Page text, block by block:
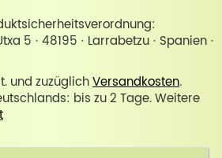
5 · 48195 · Larrabetzu · Spanien ·
und zuzüglichVersandkosten.
bis zu 2 Tage. Weitere